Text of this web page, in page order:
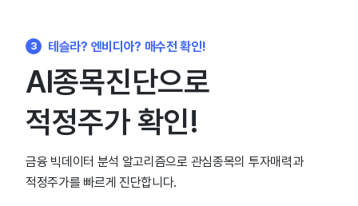
3 테슬라? 엔비디아? 매수전 확인!
AI종목진단으로
적정주가 확인!
금융 빅데이터 분석 알고리즘으로 관심종목의 투자매력과
적정주가를 빠르게 진단합니다.